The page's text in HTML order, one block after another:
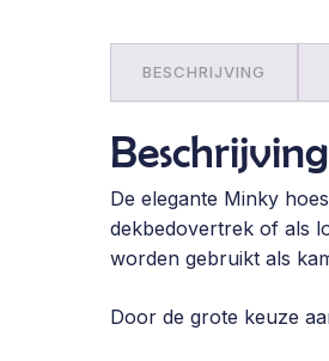
BESCHRIJVING
Beschrijving
De elegante Minky
dekbedovertrek of als
worden gebruikt als
Door de grote keuze